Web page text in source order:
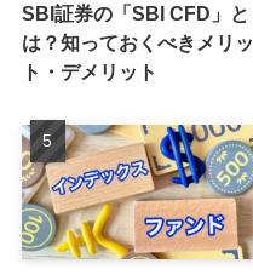
SBI証券の「SBI CFD」と
は？知っておくべきメリッ
ト・デメリット